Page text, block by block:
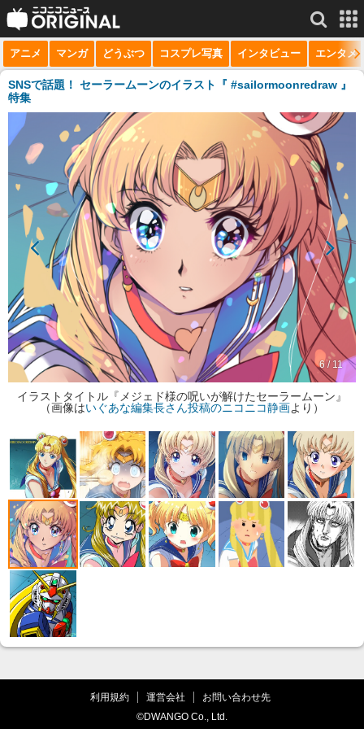
サービス一覧 もっと見る
niconico
生放送
ニュース
チャンネル
マンガ
ニコニコQ
アニメ マンガ どうぶつ コスプレ写真 インタビュー エンタメ
SNSで話題！ セーラームーンのイラスト『 #sailormoonredraw 』
特集
6 / 11
イラストタイトル『メジェド様の呪いが解けたセーラームーン』
（画像はいぐあな編集長さん投稿のニコニコ静画より）
利用規約 運営会社
お問い合わせ先
©DWANGO Co., Ltd.